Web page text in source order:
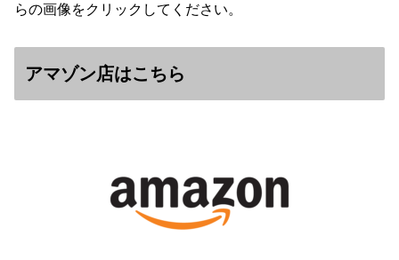
らの画像をクリックしてください。
アマゾン店はこちら